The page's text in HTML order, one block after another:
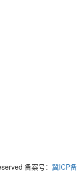
备案号： 冀ICP备